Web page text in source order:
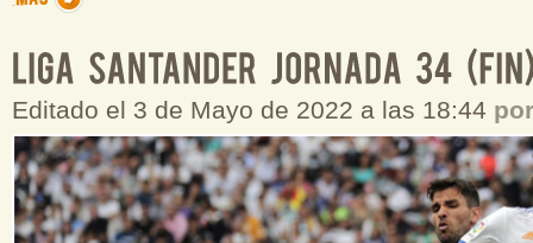
Editado el 3 de Mayo de 2022 a las 18:44